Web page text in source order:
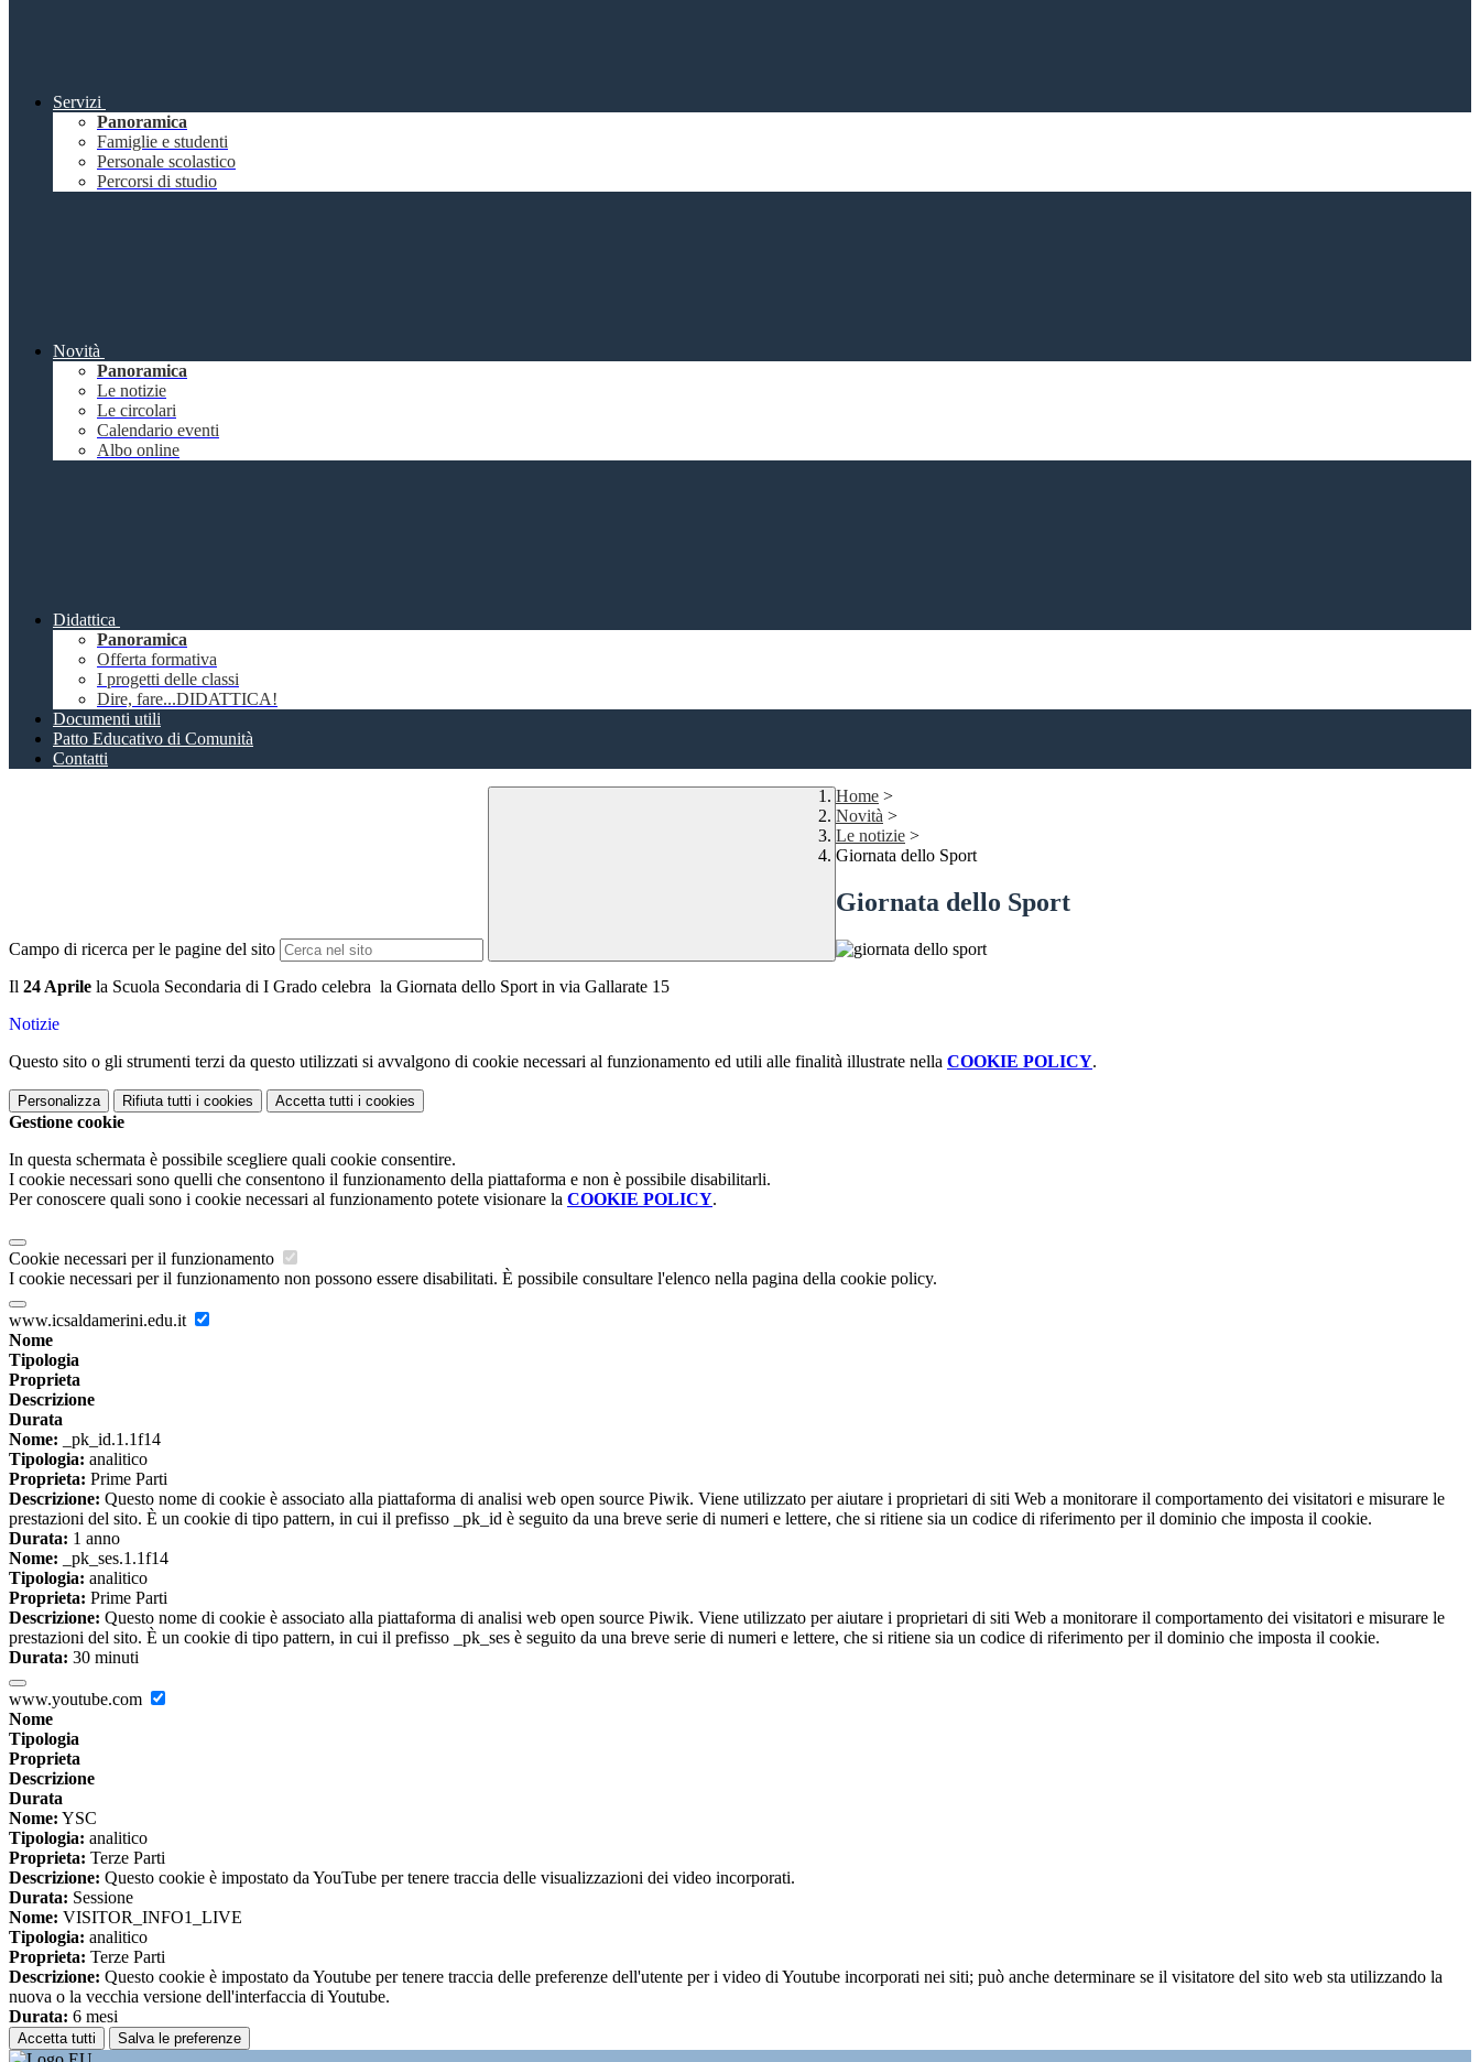
Servizi
Panoramica
Famiglie e studenti
Personale scolastico
Percorsi di studio
Novità
Panoramica
Le notizie
Le circolari
Calendario eventi
Albo online
Didattica
Panoramica
Offerta formativa
I progetti delle classi
Dire, fare...DIDATTICA!
Documenti utili
Patto Educativo di Comunità
Contatti
Campo di ricerca per le pagine del sito
Home >
Novità >
Le notizie >
Giornata dello Sport
Giornata dello Sport
Il 24 Aprile la Scuola Secondaria di I Grado celebra la Giornata dello Sport in via Gallarate 15
Notizie
Questo sito o gli strumenti terzi da questo utilizzati si avvalgono di cookie necessari al funzionamento ed utili alle finalità illustrate nella COOKIE POLICY.
Personalizza Rifiuta tutti i cookies Accetta tutti i cookies
Gestione cookie
In questa schermata è possibile scegliere quali cookie consentire.
I cookie necessari sono quelli che consentono il funzionamento della piattaforma e non è possibile disabilitarli.
Per conoscere quali sono i cookie necessari al funzionamento potete visionare la COOKIE POLICY.
Cookie necessari per il funzionamento
I cookie necessari per il funzionamento non possono essere disabilitati. È possibile consultare l'elenco nella pagina della cookie policy.
www.icsaldamerini.edu.it
Nome
Tipologia
Proprieta
Descrizione
Durata
Nome: _pk_id.1.1f14
Tipologia: analitico
Proprieta: Prime Parti
Descrizione: Questo nome di cookie è associato alla piattaforma di analisi web open source Piwik. Viene utilizzato per aiutare i proprietari di siti Web a monitorare il comportamento dei visitatori e misurare le
prestazioni del sito. È un cookie di tipo pattern, in cui il prefisso _pk_id è seguito da una breve serie di numeri e lettere, che si ritiene sia un codice di riferimento per il dominio che imposta il cookie.
Durata: 1 anno
Nome: _pk_ses.1.1f14
Tipologia: analitico
Proprieta: Prime Parti
Descrizione: Questo nome di cookie è associato alla piattaforma di analisi web open source Piwik. Viene utilizzato per aiutare i proprietari di siti Web a monitorare il comportamento dei visitatori e misurare le
prestazioni del sito. È un cookie di tipo pattern, in cui il prefisso _pk_ses è seguito da una breve serie di numeri e lettere, che si ritiene sia un codice di riferimento per il dominio che imposta il cookie.
Durata: 30 minuti
www.youtube.com
Nome
Tipologia
Proprieta
Descrizione
Durata
Nome: YSC
Tipologia: analitico
Proprieta: Terze Parti
Descrizione: Questo cookie è impostato da YouTube per tenere traccia delle visualizzazioni dei video incorporati.
Durata: Sessione
Nome: VISITOR_INFO1_LIVE
Tipologia: analitico
Proprieta: Terze Parti
Descrizione: Questo cookie è impostato da Youtube per tenere traccia delle preferenze dell'utente per i video di Youtube incorporati nei siti; può anche determinare se il visitatore del sito web sta utilizzando la
nuova o la vecchia versione dell'interfaccia di Youtube.
Durata: 6 mesi
Accetta tutti Salva le preferenze